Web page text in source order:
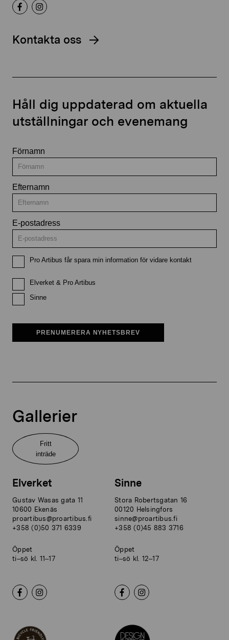
Kontakta oss
Håll dig uppdaterad om aktuella
utställningar och evenemang
Förnamn
Efternamn
E-postadress
Pro Artibus får spara min information för vidare kontakt
Elverket & Pro Artibus
Sinne
PRENUMERERA NYHETSBREV
Gallerier
Fritt
inträde
Elverket
Gustav Wasas gata 11
10600 Ekenäs
proartibus@proartibus.fi
+358 (0)50 371 6339
Öppet
ti–sö kl. 11–17
Sinne
Stora Robertsgatan 16
00120 Helsingfors
sinne@proartibus.fi
+358 (0)45 883 3716
Öppet
ti–sö kl. 12–17